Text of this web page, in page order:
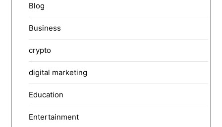
Blog
Business
crypto
digital marketing
Education
Entertainment